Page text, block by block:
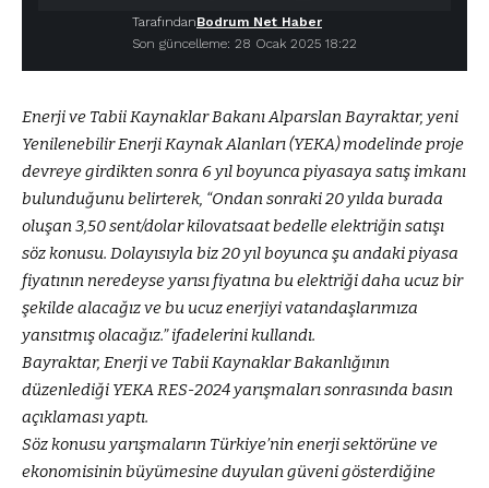
Son güncelleme: 28 Ocak 2025 18:22
TarafındanBodrum Net Haber
Enerji ve Tabii Kaynaklar Bakanı Alparslan Bayraktar, yeni
Yenilenebilir Enerji Kaynak Alanları (YEKA) modelinde proje
devreye girdikten sonra 6 yıl boyunca piyasaya satış imkanı
bulunduğunu belirterek, “Ondan sonraki 20 yılda burada
oluşan 3,50 sent/dolar kilovatsaat bedelle elektriğin satışı
söz konusu. Dolayısıyla biz 20 yıl boyunca şu andaki piyasa
fiyatının neredeyse yarısı fiyatına bu elektriği daha ucuz bir
şekilde alacağız ve bu ucuz enerjiyi vatandaşlarımıza
yansıtmış olacağız.” ifadelerini kullandı.
Bayraktar, Enerji ve Tabii Kaynaklar Bakanlığının
düzenlediği YEKA RES-2024 yarışmaları sonrasında basın
açıklaması yaptı.
Söz konusu yarışmaların Türkiye’nin enerji sektörüne ve
ekonomisinin büyümesine duyulan güveni gösterdiğine